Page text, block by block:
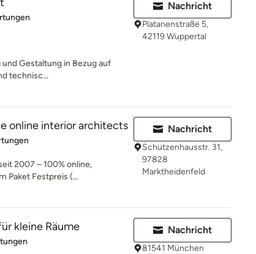
5 von 5 Sternen
Gestaltung in Bezug auf
technisc...
Nachricht
Platanenstraße 5,
42119 Wuppertal
online interior architects
5 von 5 Sternen
2007 – 100% online,
Paket Festpreis (...
Nachricht
Schützenhausstr. 31,
97828
Marktheidenfeld
kleine Räume
5 von 5 Sternen
Nachricht
81541 München